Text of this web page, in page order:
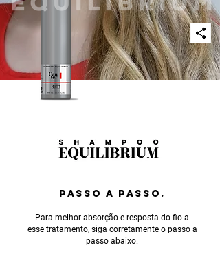
PASSO A PASSO.
Para melhor absorção e resposta do fio a
esse tratamento, siga corretamente o passo a
passo abaixo.